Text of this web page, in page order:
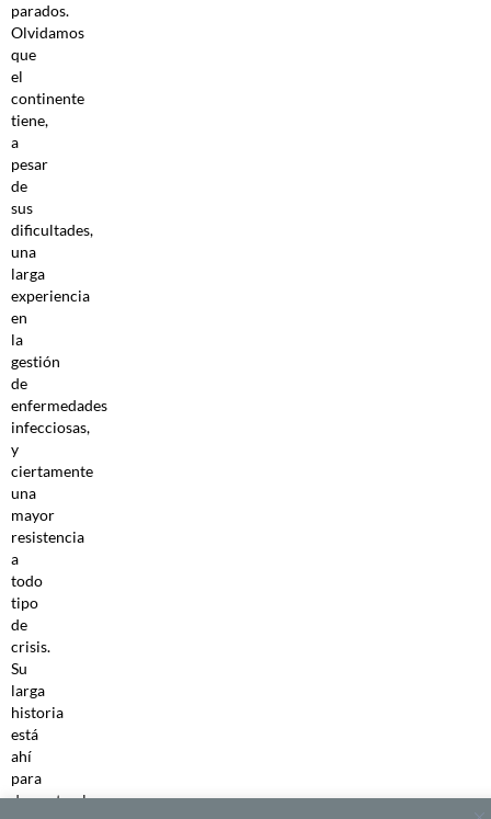
parados.
Olvidamos
que
el
continente
tiene,
a
pesar
de
sus
dificultades,
una
larga
experiencia
en
la
gestión
de
enfermedades
infecciosas,
y
ciertamente
una
mayor
resistencia
a
todo
tipo
de
crisis.
Su
larga
historia
está
ahí
para
demostrarlo.